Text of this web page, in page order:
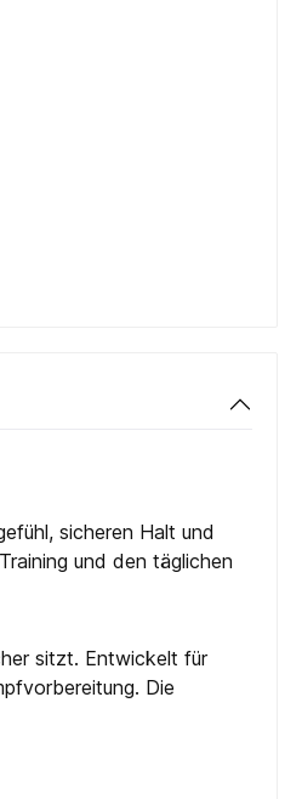
sicheren Halt und
und den täglichen
sitzt. Entwickelt für
Die